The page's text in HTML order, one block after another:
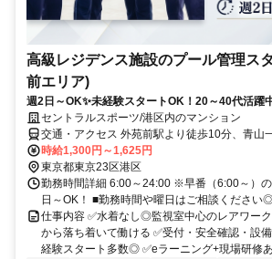
高級レジデンス施設のプール管理ス
前エリア)
週2日～OK✨未経験スタートOK！20～40代活躍
セントラルスポーツ/港区内のマンション
交通・アクセス 外苑前駅より徒歩10分、青山
時給1,300円～1,625円
東京都東京23区港区
勤務時間詳細 6:00～24:00 ※早番（6:00～）
日～OK！ ■勤務時間や曜日はご相談ください
仕事内容 ✅水着なし◎監視室中心のレアワー
から落ち着いて働ける ✅受付・安全確認・設
経験スタート多数◎ ✅eラーニング+現場研修